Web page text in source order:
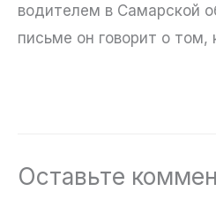
водителем в Самарской
письме он говорит о том,
Оставьте